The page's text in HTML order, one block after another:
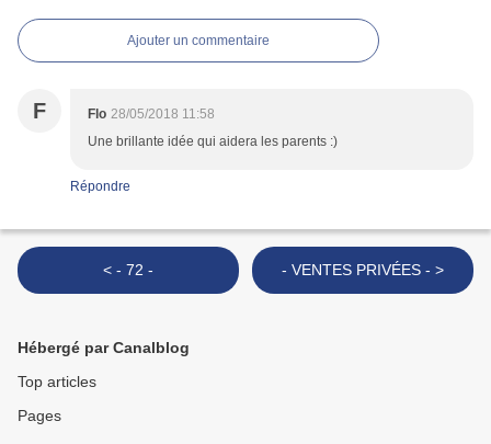
Ajouter un commentaire
F Flo 28/05/2018 11:58
Une brillante idée qui aidera les parents :)
Répondre
< - 72 - - VENTES PRIVÉES - >
Hébergé par Canalblog
Top articles
Pages